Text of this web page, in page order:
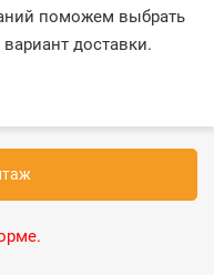
поможем выбрать
доставки.